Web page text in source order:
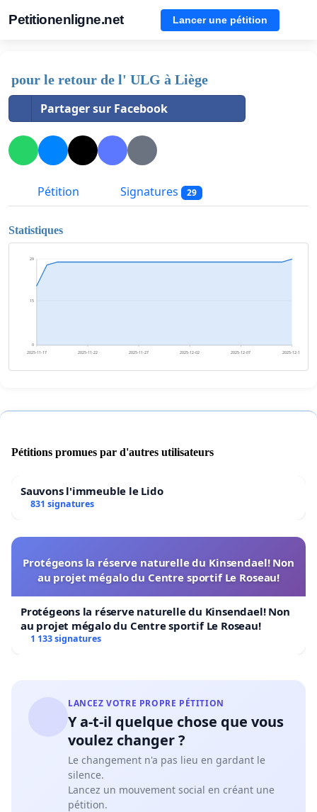
Petitionenligne.net Lancer une pétition
pour le retour de l' ULG à Liège
Partager sur Facebook
Pétition Signatures 29
Statistiques
0
15
29
2025-11-17 2025-11-22 2025-11-27 2025-12-02 2025-12-07 2025-12-12
Pétitions promues par d'autres utilisateurs
Sauvons l'immeuble le Lido
831 signatures
Protégeons la réserve naturelle du Kinsendael! Non
au projet mégalo du Centre sportif Le Roseau!
Protégeons la réserve naturelle du Kinsendael! Non
au projet mégalo du Centre sportif Le Roseau!
1 133 signatures
LANCEZ VOTRE PROPRE PÉTITION
Y a-t-il quelque chose que vous
voulez changer ?
Le changement n'a pas lieu en gardant le
silence.
Lancez un mouvement social en créant une
pétition.